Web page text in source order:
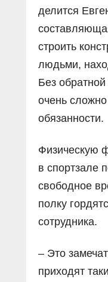
делится
строить
людьми,
Без
очень
обязанности.
Физическую
в спортзале
свободное
полку
сотрудника.
– Это
приходят